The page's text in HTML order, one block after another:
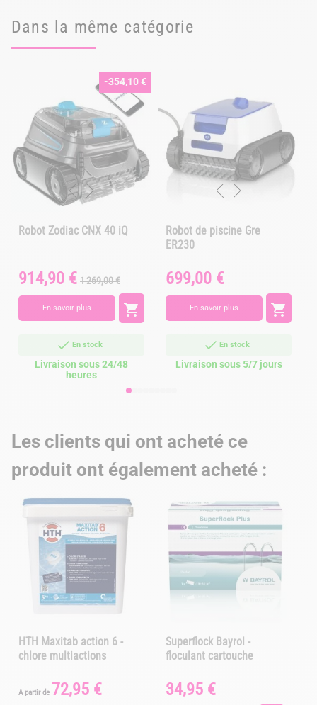
Dans la même catégorie
-354,10 €
Robot Zodiac CNX 40 iQ
Prix
914,90 € Prix
base
1 269,00 €
En savoir plus 
En stock
Livraison sous 24/48
heures
Robot de piscine Gre
ER230
Prix
699,00 €
En savoir plus 
En stock
Livraison sous 5/7 jours
Les clients qui ont acheté ce
produit ont également acheté :
HTH Maxitab action 6 -
chlore multiactions
A partir de Prix
72,95 €
Superflock Bayrol -
floculant cartouche
Prix
34,95 €